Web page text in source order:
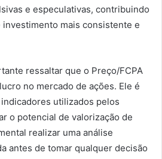
e especulativas, contribuindo
investimento mais consistente e
ressaltar que o Preço/FCPA
no mercado de ações. Ele é
utilizados pelos
o potencial de valorização de
realizar uma análise
antes de tomar qualquer decisão